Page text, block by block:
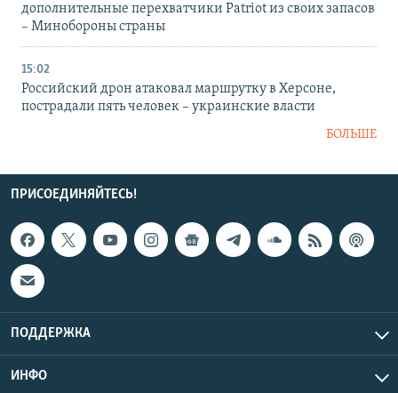
дополнительные перехватчики Patriot из своих запасов
– Минобороны страны
15:02
Российский дрон атаковал маршрутку в Херсоне,
пострадали пять человек – украинские власти
БОЛЬШЕ
ПРИСОЕДИНЯЙТЕСЬ!
ПОДДЕРЖКА
ИНФО